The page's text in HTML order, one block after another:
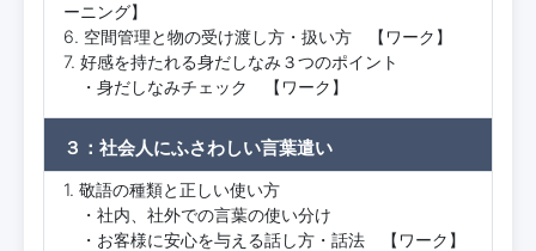
ーニング】
6. 空間管理と物の受け渡し方・扱い方 【ワーク】
7. 好感を持たれる身だしなみ３つのポイント
・身だしなみチェック 【ワーク】
３：社会人にふさわしい言葉遣い
1. 敬語の種類と正しい使い方
・社内、社外での言葉の使い分け
・お客様に安心を与える話し方・話法 【ワーク】